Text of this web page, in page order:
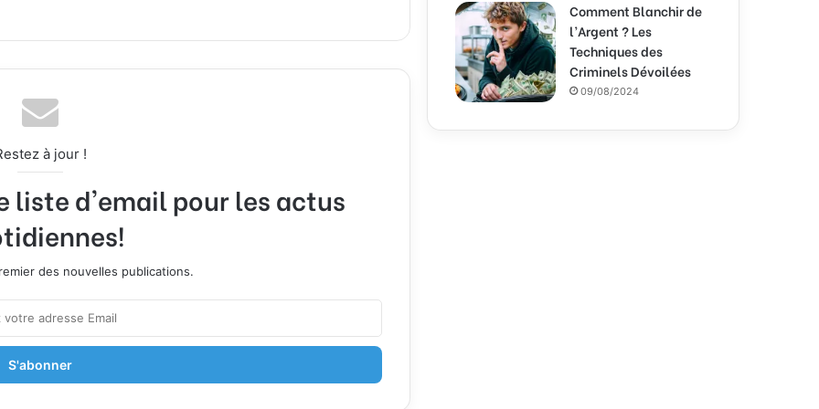
à jour !
liste d'email pour les actus
des nouvelles publications.
Comment Blanchir de
l’Argent ? Les
Techniques des
Criminels Dévoilées
09/08/2024